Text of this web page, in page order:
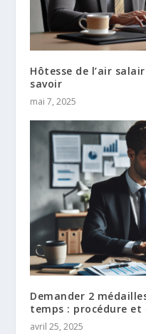
Hôtesse de l’air
savoir
mai 7, 2025
Demander 2
temps : procédure et
avril 25, 2025